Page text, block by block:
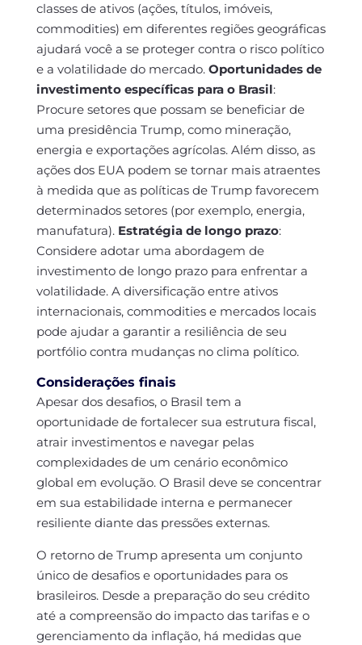
classes de ativos (ações, títulos, imóveis,
commodities) em diferentes regiões geográficas
ajudará você a se proteger contra o risco político
e a volatilidade do mercado. Oportunidades de
investimento específicas para o Brasil:
Procure setores que possam se beneficiar de
uma presidência Trump, como mineração,
energia e exportações agrícolas. Além disso, as
ações dos EUA podem se tornar mais atraentes
à medida que as políticas de Trump favorecem
determinados setores (por exemplo, energia,
manufatura). Estratégia de longo prazo:
Considere adotar uma abordagem de
investimento de longo prazo para enfrentar a
volatilidade. A diversificação entre ativos
internacionais, commodities e mercados locais
pode ajudar a garantir a resiliência de seu
portfólio contra mudanças no clima político.
Considerações finais
Apesar dos desafios, o Brasil tem a
oportunidade de fortalecer sua estrutura fiscal,
atrair investimentos e navegar pelas
complexidades de um cenário econômico
global em evolução. O Brasil deve se concentrar
em sua estabilidade interna e permanecer
resiliente diante das pressões externas.
O retorno de Trump apresenta um conjunto
único de desafios e oportunidades para os
brasileiros. Desde a preparação do seu crédito
até a compreensão do impacto das tarifas e o
gerenciamento da inflação, há medidas que